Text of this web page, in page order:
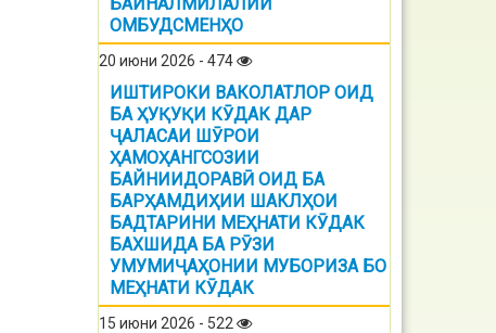
ОМБУДСМЕНҲО
20 июни 2026 - 474
ИШТИРОКИ ВАКОЛАТЛОР ОИД
БА ҲУҚУҚИ КӮДАК ДАР
ҶАЛАСАИ ШӮРОИ
ҲАМОҲАНГСОЗИИ
БАЙНИИДОРАВӢ ОИД БА
БАРҲАМДИҲИИ ШАКЛҲОИ
БАДТАРИНИ МЕҲНАТИ КӮДАК
БАХШИДА БА РӮЗИ
УМУМИҶАҲОНИИ МУБОРИЗА БО
МЕҲНАТИ КӮДАК
15 июни 2026 - 522